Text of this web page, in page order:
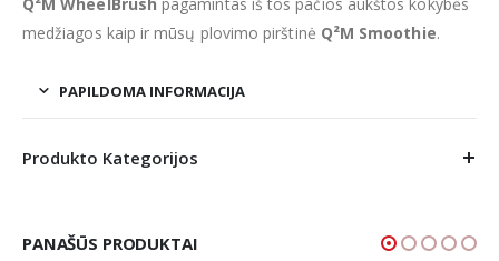
medžiagos kaip ir mūsų plovimo pirštinė Q²M Smoothie.
PAPILDOMA INFORMACIJA
Produkto Kategorijos
PANAŠŪS PRODUKTAI